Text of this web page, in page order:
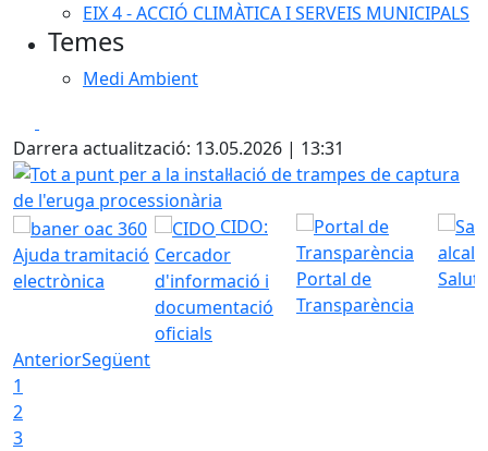
EIX 4 - ACCIÓ CLIMÀTICA I SERVEIS MUNICIPALS
Temes
Medi Ambient
Darrera actualització: 13.05.2026 | 13:31
Tot a punt per a la instal·lació de trampes de captura de
Ajuda tramitació
electrònica
CIDO:
Cercador
d'informació i
documentació
oficials
Portal de
Transparència
AnteriorSegüent
1
2
3